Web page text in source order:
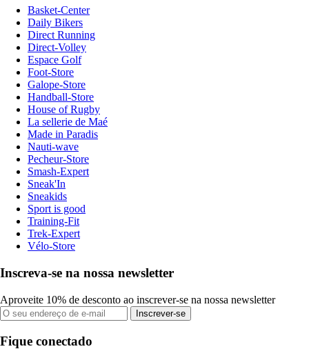
Basket-Center
Daily Bikers
Direct Running
Direct-Volley
Espace Golf
Foot-Store
Galope-Store
Handball-Store
House of Rugby
La sellerie de Maé
Made in Paradis
Nauti-wave
Pecheur-Store
Smash-Expert
Sneak'In
Sneakids
Sport is good
Training-Fit
Trek-Expert
Vélo-Store
Inscreva-se na nossa newsletter
Aproveite 10% de desconto ao inscrever-se na nossa newsletter
Inscrever-se
Fique conectado